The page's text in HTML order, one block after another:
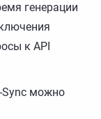
генерации
к API
Sync можно